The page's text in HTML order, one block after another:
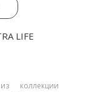
LIFE
коллекции